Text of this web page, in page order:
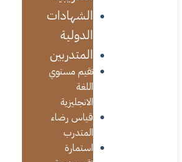
الشهادات
الدولية
المتدربين
تقيم مستوي
اللغة
الانجليزية
قياس رضاء
المتدرب
استمارة